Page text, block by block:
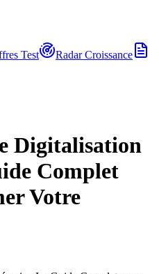
Test
Radar Croissance
Digitalisation
Complet
Votre